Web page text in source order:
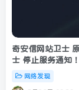
奇安信网站卫士
士 停止服务通知！
网络发现